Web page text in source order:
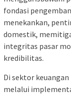
fondasi
menekankan,
domestik,
integritas pasar
kredibilitas.
Di sektor
melalui